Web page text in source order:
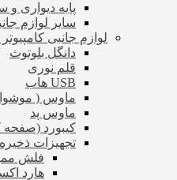
پایه دیواری و
سایر لوازم
لوازم جانبی
دانگل بلوتوث
قلم نوری
USB هاب
ماوس (
ماوس پد
کیبورد (صفحه
تجهیزات
فلش
هارد